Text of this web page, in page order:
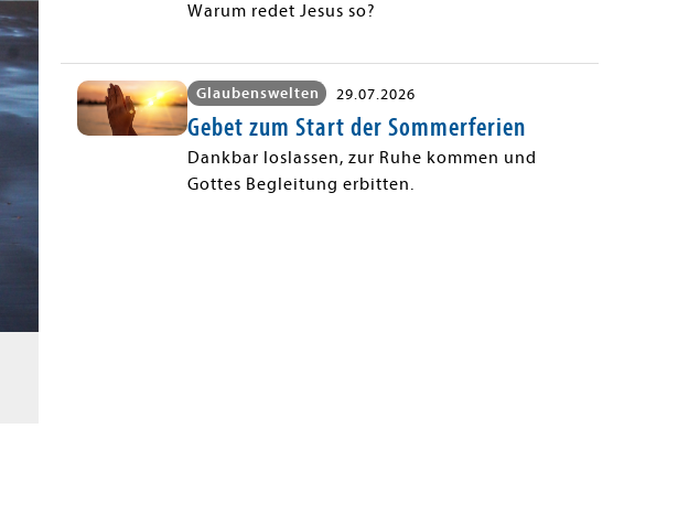
Warum redet Jesus so?
Glaubenswelten 29.07.2026
Gebet zum Start der Sommerferien
Dankbar loslassen, zur Ruhe kommen und
Gottes Begleitung erbitten.